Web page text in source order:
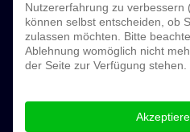
Nutzererfahrung zu verbessern
können selbst entscheiden, ob
zulassen möchten. Bitte
Ablehnung womöglich nicht
der Seite zur Verfügung stehen.